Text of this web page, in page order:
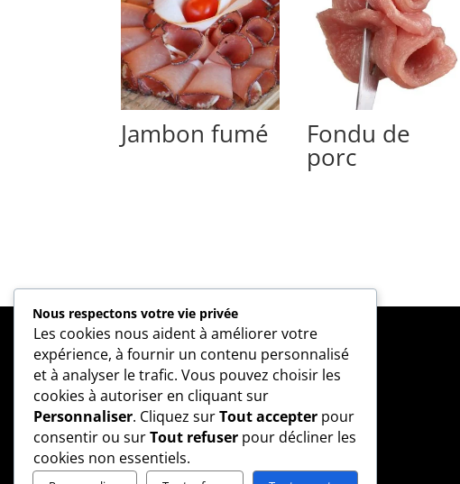
Jambon fumé Fondu de
porc
Nous appeler
581-399-2507
Nous respectons votre vie privée
Les cookies nous aident à améliorer votre
expérience, à fournir un contenu personnalisé
et à analyser le trafic. Vous pouvez choisir les
cookies à autoriser en cliquant sur
Personnaliser. Cliquez surTout accepter pour
consentir ou surTout refuser pour décliner les
cookies non essentiels.